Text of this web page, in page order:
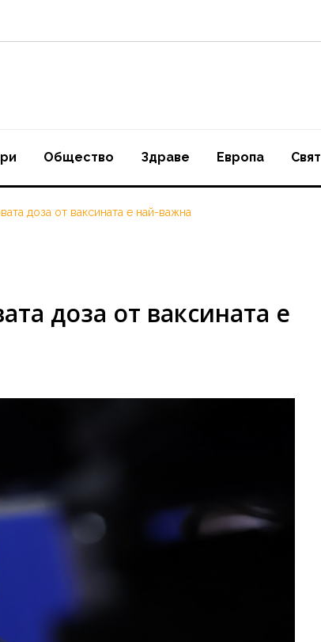
Oбщество Здраве Европа Свят
доза от ваксината е най-важна
доза от ваксината е